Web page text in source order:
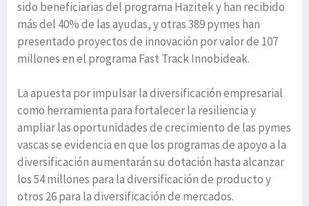
sido beneficiarias del programa Hazitek y han recibido
más del 40% de las ayudas, y otras 389 pymes han
presentado proyectos de innovación por valor de 107
millones en el programa Fast Track Innobideak.
La apuesta por impulsar la diversificación empresarial
como herramienta para fortalecer la resiliencia y
ampliar las oportunidades de crecimiento de las pymes
vascas se evidencia en que los programas de apoyo a la
diversificación aumentarán su dotación hasta alcanzar
los 54 millones para la diversificación de producto y
otros 26 para la diversificación de mercados.